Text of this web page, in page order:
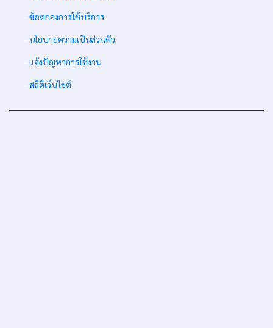
ข้อตกลงการใช้บริการ
นโยบายความเป็นส่วนตัว
แจ้งปัญหาการใช้งาน
สถิติเว็บไซต์